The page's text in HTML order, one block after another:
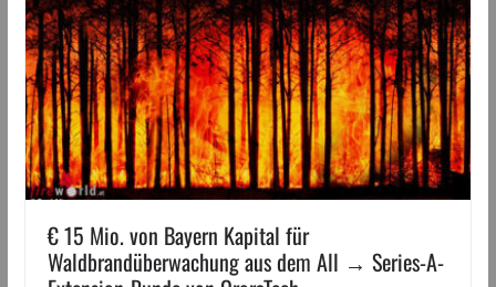
€ 15 Mio. von Bayern Kapital für
Waldbrandüberwachung aus dem All → Series-A-